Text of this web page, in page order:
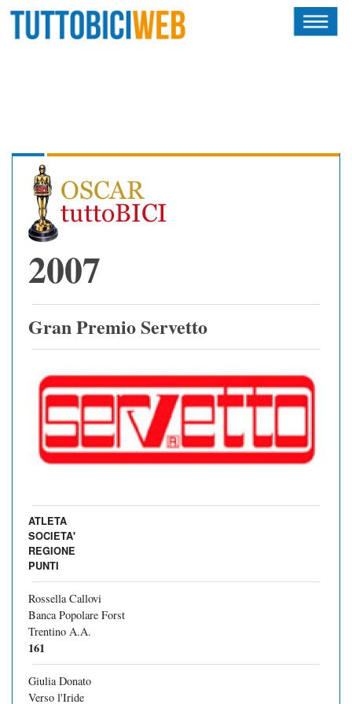
ATLETI
CALENDARIO
OSCAR
ALBI D'ORO
NEWSLETTER
2007
Gran Premio Servetto
ATLETA
SOCIETA'
REGIONE
PUNTI
Rossella Callovi
Banca Popolare Forst
Trentino A.A.
161
Giulia Donato
Verso l'Iride